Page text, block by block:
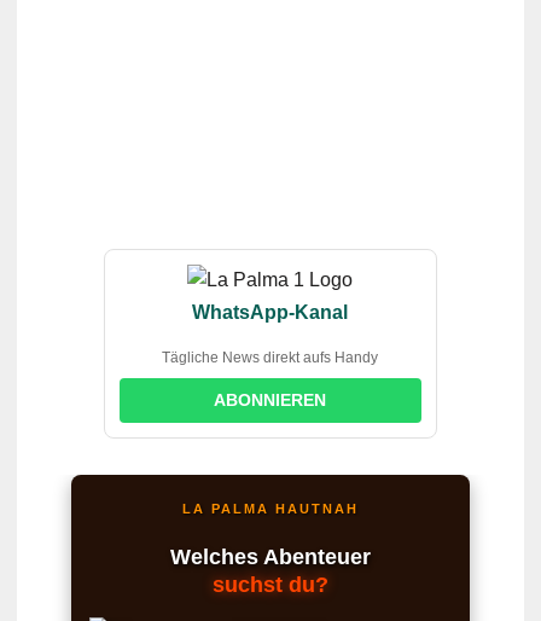
WhatsApp-Kanal
Tägliche News direkt aufs Handy
ABONNIEREN
LA PALMA HAUTNAH
Welches Abenteuer
suchst du?